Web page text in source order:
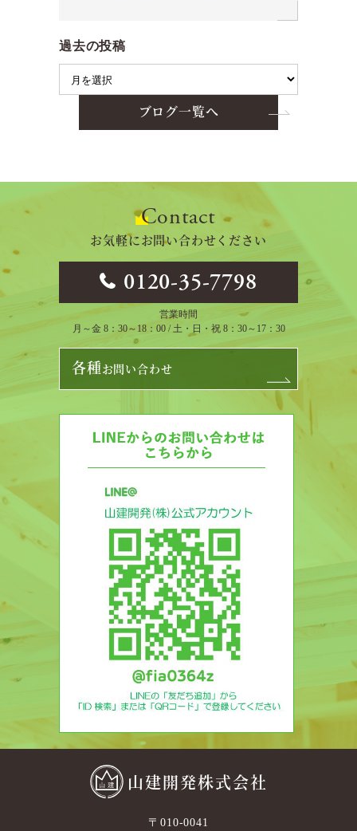
過去の投稿
ブログ一覧へ
Contact
お気軽にお問い合わせください
0120-35-7798
営業時間
月～金 8：30～18：00 / 土・日・祝 8：30～17：30
各種お問い合わせ
山建開発株式会社
〒010-0041